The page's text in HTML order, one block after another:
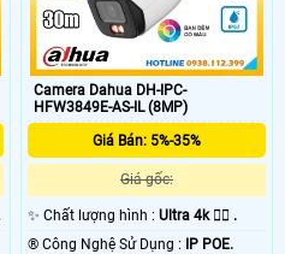
Camera Dahua DH-IPC-
HFW3849E-AS-IL (8MP)
Giá Bán: 5%-35%
Giá gốc:
✨ Chất lượng hình :Ultra 4k 👍🏾 .
®️ Công Nghệ Sử Dụng : IP POE.